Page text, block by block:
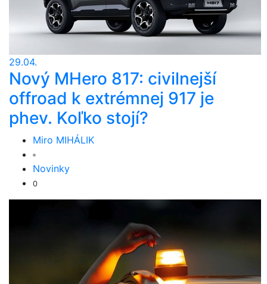
29.04.
Nový MHero 817: civilnejší
offroad k extrémnej 917 je
phev. Koľko stojí?
Miro MIHÁLIK
Novinky
0